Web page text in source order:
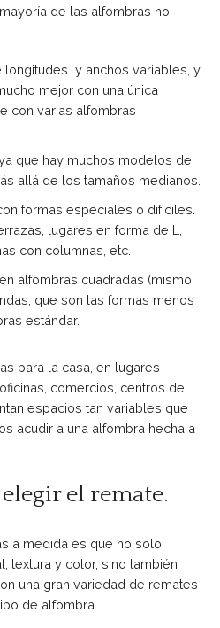
de las alfombras no
longitudes y anchos variables, y
mejor con una única
con varias alfombras
que hay muchos modelos de
allá de los tamaños medianos.
formas especiales o difíciles.
lugares en forma de L,
con columnas, etc.
alfombras cuadradas (mismo
que son las formas menos
estándar.
para la casa, en lugares
comercios, centros de
espacios tan variables que
acudir a una alfombra hecha a
el remate.
a medida es que no solo
textura y color, sino también
una gran variedad de remates
de alfombra.